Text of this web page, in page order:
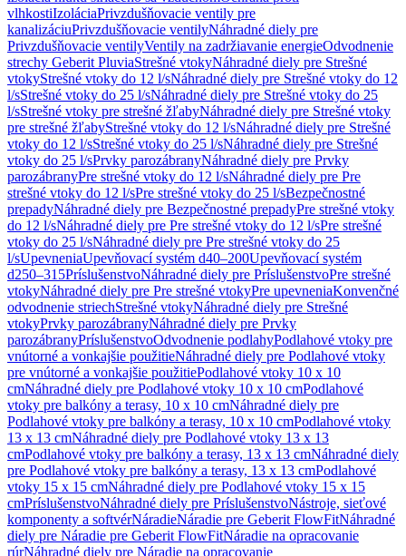
vlhkostiIzoláciaPrivzdušňovacie ventily pre
kanalizáciuPrivzdušňovacie ventilyNáhradné diely pre
Privzdušňovacie ventilyVentily na zadržiavanie energieOdvodnenie
strechy Geberit PluviaStrešné vtokyNáhradné diely pre Strešné
vtokyStrešné vtoky do 12 l/sNáhradné diely pre Strešné vtoky do 12
l/sStrešné vtoky do 25 l/sNáhradné diely pre Strešné vtoky do 25
l/sStrešné vtoky pre strešné žľabyNáhradné diely pre Strešné vtoky
pre strešné žľabyStrešné vtoky do 12 l/sNáhradné diely pre Strešné
vtoky do 12 l/sStrešné vtoky do 25 l/sNáhradné diely pre Strešné
vtoky do 25 l/sPrvky parozábranyNáhradné diely pre Prvky
parozábranyPre strešné vtoky do 12 l/sNáhradné diely pre Pre
strešné vtoky do 12 l/sPre strešné vtoky do 25 l/sBezpečnostné
prepadyNáhradné diely pre Bezpečnostné prepadyPre strešné vtoky
do 12 l/sNáhradné diely pre Pre strešné vtoky do 12 l/sPre strešné
vtoky do 25 l/sNáhradné diely pre Pre strešné vtoky do 25
l/sUpevneniaUpevňovací systém d40–200Upevňovací systém
d250–315PríslušenstvoNáhradné diely pre PríslušenstvoPre strešné
vtokyNáhradné diely pre Pre strešné vtokyPre upevneniaKonvenčné
odvodnenie striechStrešné vtokyNáhradné diely pre Strešné
vtokyPrvky parozábranyNáhradné diely pre Prvky
parozábranyPríslušenstvoOdvodnenie podlahyPodlahové vtoky pre
vnútorné a vonkajšie použitieNáhradné diely pre Podlahové vtoky
pre vnútorné a vonkajšie použitiePodlahové vtoky 10 x 10
cmNáhradné diely pre Podlahové vtoky 10 x 10 cmPodlahové
vtoky pre balkóny a terasy, 10 x 10 cmNáhradné diely pre
Podlahové vtoky pre balkóny a terasy, 10 x 10 cmPodlahové vtoky
13 x 13 cmNáhradné diely pre Podlahové vtoky 13 x 13
cmPodlahové vtoky pre balkóny a terasy, 13 x 13 cmNáhradné diely
pre Podlahové vtoky pre balkóny a terasy, 13 x 13 cmPodlahové
vtoky 15 x 15 cmNáhradné diely pre Podlahové vtoky 15 x 15
cmPríslušenstvoNáhradné diely pre PríslušenstvoNástroje, sieťové
komponenty a softvérNáradieNáradie pre Geberit FlowFitNáhradné
diely pre Náradie pre Geberit FlowFitNáradie na opracovanie
rúrNáhradné diely pre Náradie na opracovanie